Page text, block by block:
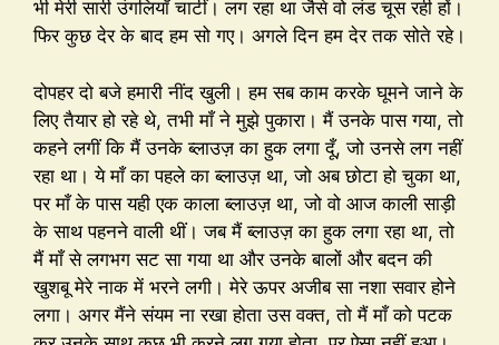
भी मेरी सारी उंगलियाँ चाटीं। लग रहा था जैसे वो लंड चूस रही हों।
फिर कुछ देर के बाद हम सो गए। अगले दिन हम देर तक सोते रहे।
दोपहर दो बजे हमारी नींद खुली। हम सब काम करके घूमने जाने के
लिए तैयार हो रहे थे, तभी माँ ने मुझे पुकारा। मैं उनके पास गया, तो
कहने लगीं कि मैं उनके ब्लाउज़ का हुक लगा दूँ, जो उनसे लग नहीं
रहा था। ये माँ का पहले का ब्लाउज़ था, जो अब छोटा हो चुका था,
पर माँ के पास यही एक काला ब्लाउज़ था, जो वो आज काली साड़ी
के साथ पहनने वाली थीं। जब मैं ब्लाउज़ का हुक लगा रहा था, तो
मैं माँ से लगभग सट सा गया था और उनके बालों और बदन की
खुशबू मेरे नाक में भरने लगी। मेरे ऊपर अजीब सा नशा सवार होने
लगा। अगर मैंने संयम ना रखा होता उस वक्त, तो मैं माँ को पटक